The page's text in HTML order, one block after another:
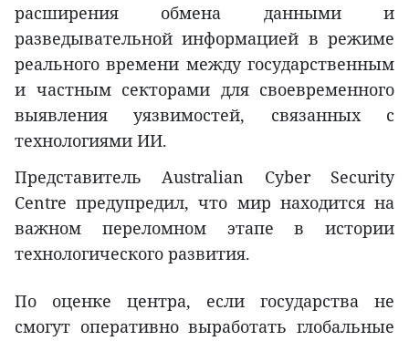
расширения обмена данными и
разведывательной информацией в режиме
реального времени между государственным
и частным секторами для своевременного
выявления уязвимостей, связанных с
технологиями ИИ.
Представитель Australian Cyber Security
Centre предупредил, что мир находится на
важном переломном этапе в истории
технологического развития.
По оценке центра, если государства не
смогут оперативно выработать глобальные